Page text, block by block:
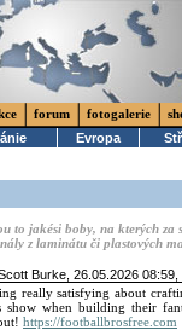
forum fotogalerie
Evropa
to jakési boby, na kterých za
z laminátu či plastových
Burke , 26.05.2026 08:59,
really satisfying about
when building their
https://footballbrosfree.com